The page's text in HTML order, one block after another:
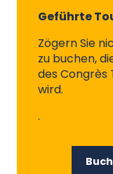
Geführte
Zögern Sie
zu buchen,
des Congrès
wird.
.